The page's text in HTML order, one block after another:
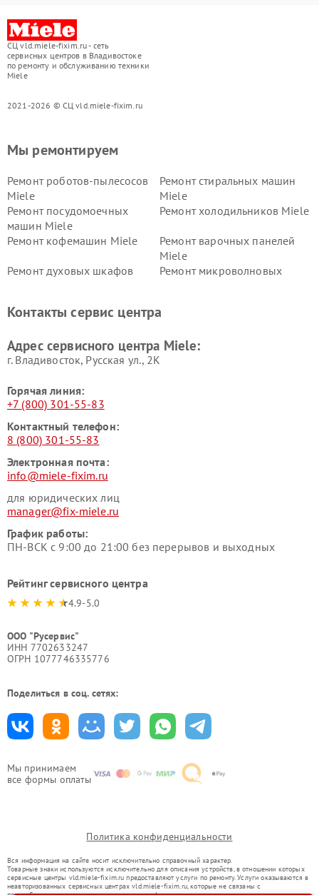
СЦ vld.miele-fixim.ru - сеть
сервисных центров в Владивостоке
по ремонту и обслуживанию техники
Miele
2021-2026 © СЦ vld.miele-fixim.ru
Мы принимаем
все формы оплаты
Мы ремонтируем
Ремонт роботов-пылесосов
Miele
Ремонт стиральных машин
Miele
Ремонт посудомоечных
машин Miele
Ремонт холодильников Miele
Ремонт кофемашин Miele
Ремонт варочных панелей
Miele
Ремонт духовых шкафов
Ремонт микроволновых
Miele
Miele
пылесосов Miele
Контакты сервис центра
Адрес сервисного центра Miele:
г. Владивосток, Русская ул., 2К
Горячая линия:
+7 (800) 301-55-83
Контактный телефон:
8 (800) 301-55-83
Электронная почта:
info@miele-fixim.ru
для юридических лиц
manager@fix-miele.ru
График работы:
ПН-ВСК с 9:00 до 21:00 без перерывов и выходных
Рейтинг сервисного центра
4.9-5.0
ООО "Русервис"
ИНН 7702633247
ОГРН 1077746335776
Поделиться в соц. сетях:
Политика конфиденциальности
Вся информация на сайте носит исключительно справочный характер.
Товарные знаки используются исключительно для описания устройств, в отношении которых
сервисные центры vld.miele-fixim.ru предоставляют услуги по ремонту. Услуги оказываются в
неавторизованных сервисных центрах vld.miele-fixim.ru, которые не связаны с